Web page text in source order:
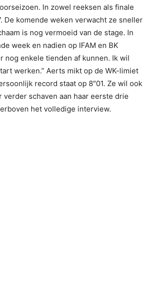
In zowel reeksen als finale
De komende weken verwacht ze sneller
is nog vermoeid van de stage. In
week en nadien op IFAM en BK
nog enkele tienden af kunnen. Ik wil
werken.” Aerts mikt op de WK-limiet
record staat op 8″01. Ze wil ook
verder schaven aan haar eerste drie
het volledige interview.